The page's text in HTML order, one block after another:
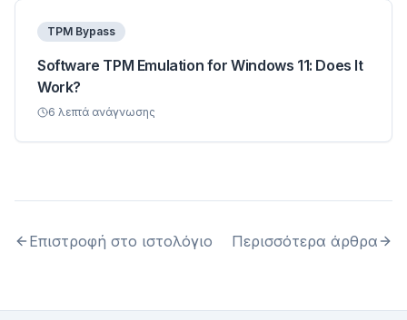
TPM Bypass
Software TPM Emulation for Windows 11: Does It
Work?
6 λεπτά ανάγνωσης
Επιστροφή στο ιστολόγιο Περισσότερα άρθρα